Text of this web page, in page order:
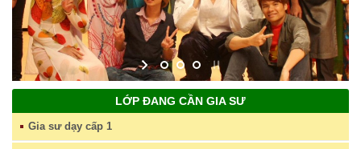
LỚP ĐANG CẦN GIA SƯ
Gia sư dạy cấp 1